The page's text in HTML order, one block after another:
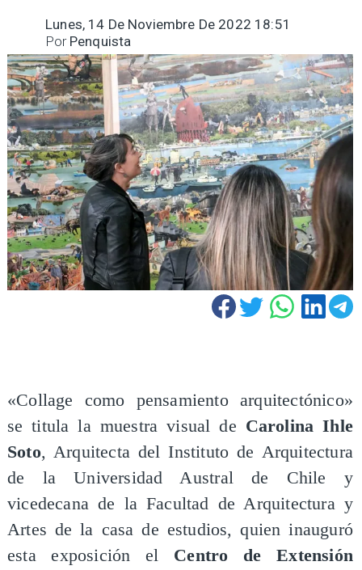
Lunes, 14 De Noviembre De 2022 18:51
Penquista
Por
«Collage como pensamiento arquitectónico»
se titula la muestra visual de Carolina Ihle
Soto, Arquitecta del Instituto de Arquitectura
de la Universidad Austral de Chile y
vicedecana de la Facultad de Arquitectura y
Artes de la casa de estudios, quien inauguró
esta exposición el Centro de Extensión